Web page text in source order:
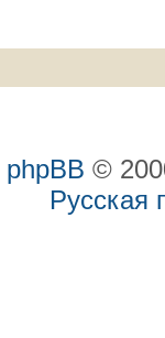
phpBB ©
Русская